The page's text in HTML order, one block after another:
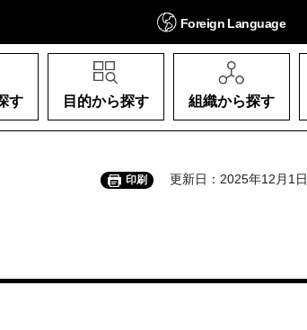
Foreign Language
す 目的から探す 組織から探す
印刷 更新日：2025年12月1日